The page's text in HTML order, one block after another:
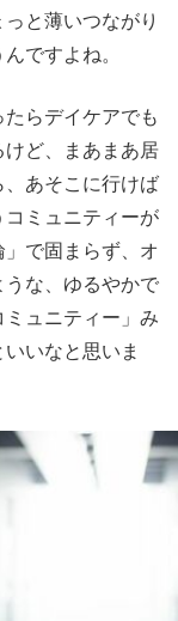
と薄いつながり
ですよね。
らデイケアでも
ど、まあまあ居
あそこに行けば
ミュニティーが
で固まらず、オ
な、ゆるやかで
ュニティー」み
いなと思いま